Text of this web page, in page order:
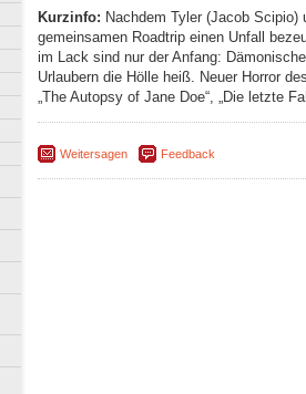
Kurzinfo: Nachdem Tyler (Jacob Scipio)
gemeinsamen Roadtrip einen Unfall
im Lack sind nur der Anfang:
Urlaubern die Hölle heiß. Neuer Horror
„The Autopsy of Jane Doe“, „Die letzte
Weitersagen Feedback